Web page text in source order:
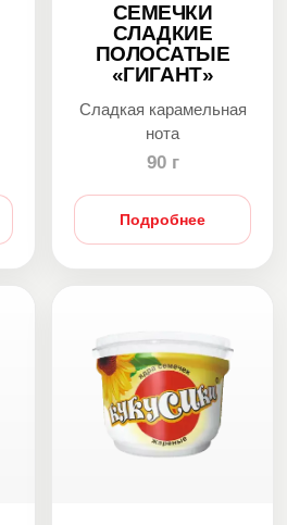
СЕМЕЧКИ
СЛАДКИЕ
ПОЛОСАТЫЕ
«ГИГАНТ»
Сладкая карамельная
нота
90 г
Подробнее